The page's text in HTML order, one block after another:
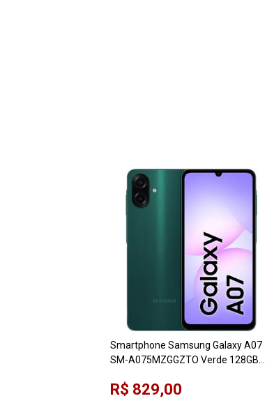
Smartphone Samsung Galaxy A07
SM-A075MZGGZTO Verde 128GB
R$ 829,00